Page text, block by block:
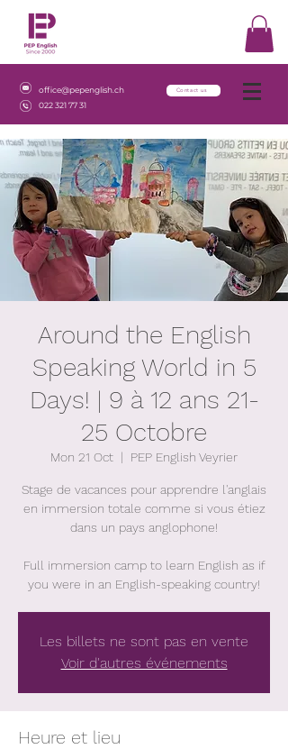
office@pepenglish.ch
022 321 77 31
Contact us
Around the English
Speaking World in 5
Days! | 9 à 12 ans 21-
25 Octobre
Mon 21 Oct
  |
PEP English Veyrier
Stage de vacances pour apprendre l'anglais
en immersion totale comme si vous étiez
dans un pays anglophone!
Full immersion camp to learn English as if
you were in an English-speaking country!
Les billets ne sont pas en vente
Voir d'autres événements
Heure et lieu